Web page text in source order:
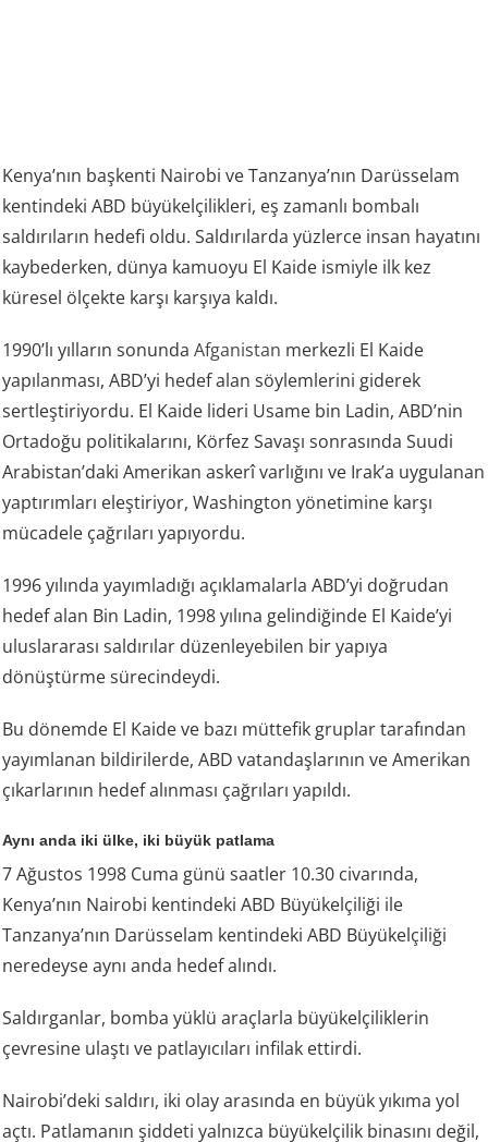
Kenya’nın başkenti Nairobi ve Tanzanya’nın Darüsselam
kentindeki ABD büyükelçilikleri, eş zamanlı bombalı
saldırıların hedefi oldu. Saldırılarda yüzlerce insan hayatını
kaybederken, dünya kamuoyu El Kaide ismiyle ilk kez
küresel ölçekte karşı karşıya kaldı.
1990’lı yılların sonundaAfganistan merkezli El Kaide
yapılanması, ABD’yi hedef alan söylemlerini giderek
sertleştiriyordu. El Kaide lideri Usame bin Ladin, ABD’nin
Ortadoğu politikalarını, Körfez Savaşı sonrasında Suudi
Arabistan’daki Amerikan askerî varlığını ve Irak’a uygulanan
yaptırımları eleştiriyor, Washington yönetimine karşı
mücadele çağrıları yapıyordu.
1996 yılında yayımladığı açıklamalarla ABD’yi doğrudan
hedef alan Bin Ladin, 1998 yılına gelindiğinde El Kaide’yi
uluslararası saldırılar düzenleyebilen bir yapıya
dönüştürme sürecindeydi.
Bu dönemde El Kaide ve bazı müttefik gruplar tarafından
yayımlanan bildirilerde, ABD vatandaşlarının ve Amerikan
çıkarlarının hedef alınması çağrıları yapıldı.
Aynı anda iki ülke, iki büyük patlama
7 Ağustos 1998 Cuma günü saatler 10.30 civarında,
Kenya’nın Nairobi kentindeki ABD Büyükelçiliği ile
Tanzanya’nın Darüsselam kentindeki ABD Büyükelçiliği
neredeyse aynı anda hedef alındı.
Saldırganlar, bomba yüklü araçlarla büyükelçiliklerin
çevresine ulaştı ve patlayıcıları infilak ettirdi.
Nairobi’deki saldırı, iki olay arasında en büyük yıkıma yol
açtı. Patlamanın şiddeti yalnızca büyükelçilik binasını değil,